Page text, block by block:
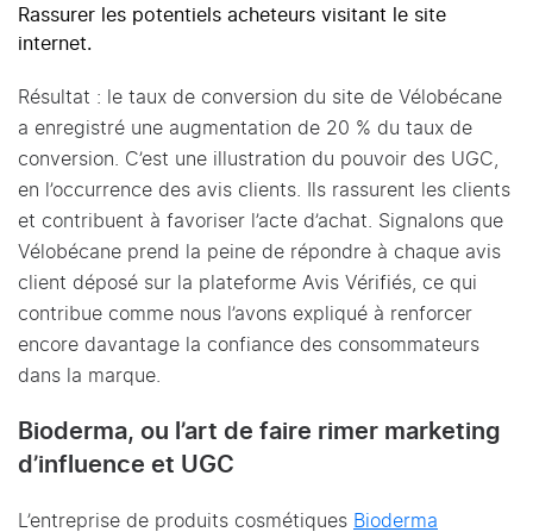
Rassurer les potentiels acheteurs visitant le site
internet.
Résultat : le taux de conversion du site de Vélobécane
a enregistré une augmentation de 20 % du taux de
conversion. C’est une illustration du pouvoir des UGC,
en l’occurrence des avis clients. Ils rassurent les clients
et contribuent à favoriser l’acte d’achat. Signalons que
Vélobécane prend la peine de répondre à chaque avis
client déposé sur la plateforme Avis Vérifiés, ce qui
contribue comme nous l’avons expliqué à renforcer
encore davantage la confiance des consommateurs
dans la marque.
Bioderma, ou l’art de faire rimer marketing
d’influence et UGC
L’entreprise de produits cosmétiques Bioderma